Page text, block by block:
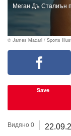
Меган Дъ Сталиън
© James Macari / Sports
Save
Видяно 0